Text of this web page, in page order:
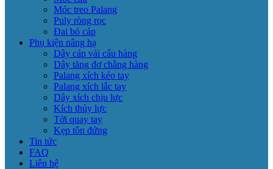
Móc treo Palang
Puly ròng rọc
Đai bó cáp
Phụ kiện nâng hạ
Dây cáp vải cẩu hàng
Dây tăng đơ chằng hàng
Palang xích kéo tay
Palang xích lắc tay
Dây xích chịu lực
Kích thủy lực
Tời quay tay
Kẹp tôn đứng
Tin tức
FAQ
Liên hệ